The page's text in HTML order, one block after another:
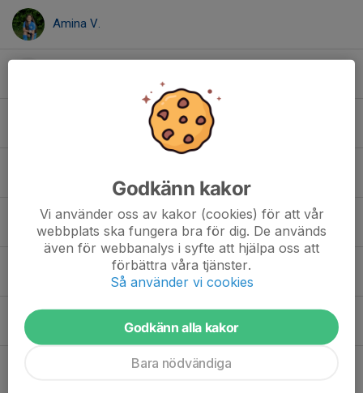
Amina V.
Elli S.
Godkänn kakor
Vi använder oss av kakor (cookies) för att vår
webbplats ska fungera bra för dig. De används
även för webbanalys i syfte att hjälpa oss att
förbättra våra tjänster.
Så använder vi cookies
Godkänn alla kakor
Bara nödvändiga